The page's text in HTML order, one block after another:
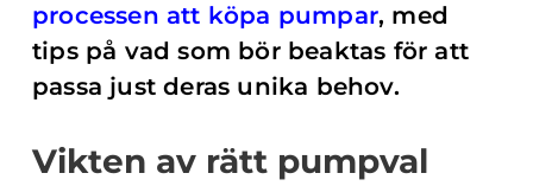
processen att köpa pumpar, med
tips på vad som bör beaktas för att
passa just deras unika behov.
Vikten av rätt pumpval